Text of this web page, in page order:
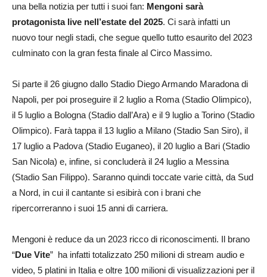
una bella notizia per tutti i suoi fan: Mengoni sarà
protagonista live nell’estate del 2025. Ci sarà infatti un
nuovo tour negli stadi, che segue quello tutto esaurito del 2023
culminato con la gran festa finale al Circo Massimo.
Si parte il 26 giugno dallo Stadio Diego Armando Maradona di
Napoli, per poi proseguire il 2 luglio a Roma (Stadio Olimpico),
il 5 luglio a Bologna (Stadio dall’Ara) e il 9 luglio a Torino (Stadio
Olimpico). Farà tappa il 13 luglio a Milano (Stadio San Siro), il
17 luglio a Padova (Stadio Euganeo), il 20 luglio a Bari (Stadio
San Nicola) e, infine, si concluderà il 24 luglio a Messina
(Stadio San Filippo). Saranno quindi toccate varie città, da Sud
a Nord, in cui il cantante si esibirà con i brani che
ripercorreranno i suoi 15 anni di carriera.
Mengoni è reduce da un 2023 ricco di riconoscimenti. Il brano
“Due Vite” ha infatti totalizzato 250 milioni di stream audio e
video, 5 platini in Italia e oltre 100 milioni di visualizzazioni per il